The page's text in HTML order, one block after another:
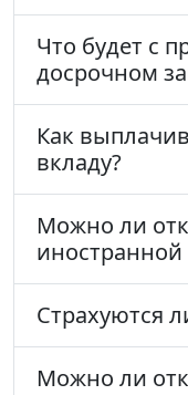
Что будет с
досрочном
Как
вкладу?
Можно ли
Страхуются
Можно ли